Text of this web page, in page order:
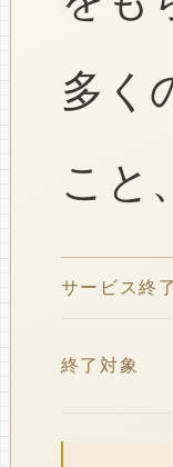
多く
こと
サービス終
終了対象